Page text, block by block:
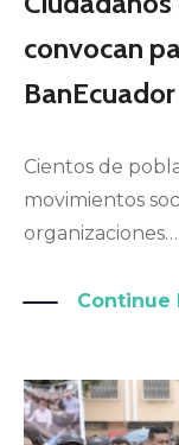
convocan
BanEcuador
Cientos de
movimientos
organizaciones…
Continue